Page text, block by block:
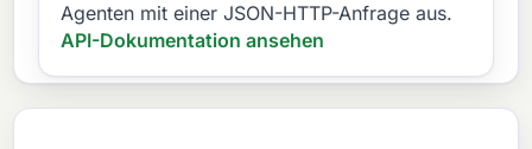
Agenten mit einer JSON-HTTP-Anfrage aus.
API-Dokumentation ansehen